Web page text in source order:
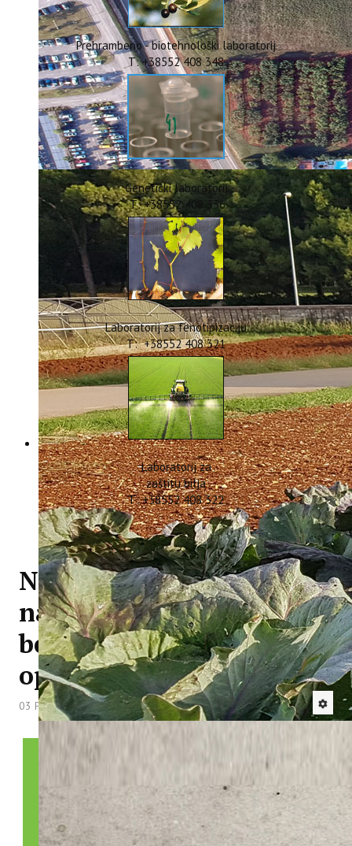
HyPro4ST
DIGIAGRI
GreenTea
CIRCOLIVE
Prehrambeno - biotehnološki laboratorij
T: +38552 408 348
Genetički laboratorij
T: +38552 408 336
Laboratorij za fenotipizaciju
T: +38552 408 321
Laboratorij za
zaštitu bilja
T: +38552 408 322
Novi zanimljivi projekt
na Institutu - Održiva
berba uz solarnu
optimizaciju - SHADOW
03 Prosinac 2025 Hitova: 928
zanimljiv i inovativan projekt kojim će
se dodano istaknuti bogato znanje
naših znanstvenika.
Projekt Održiva
berba uz solarnu optimizaciju /
Sustainable Harvest and Solar
Optimization - SHADOW. Ovaj